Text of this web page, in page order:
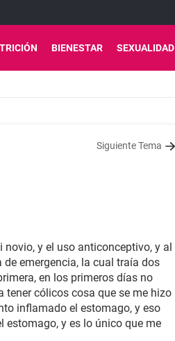
BIENESTAR SEXUALIDAD
Siguiente Tema
y el uso anticonceptivo, y al
emergencia, la cual traía dos
en los primeros días no
tener cólicos cosa que se me hizo
inflamado el estomago, y eso
estomago, y es lo único que me